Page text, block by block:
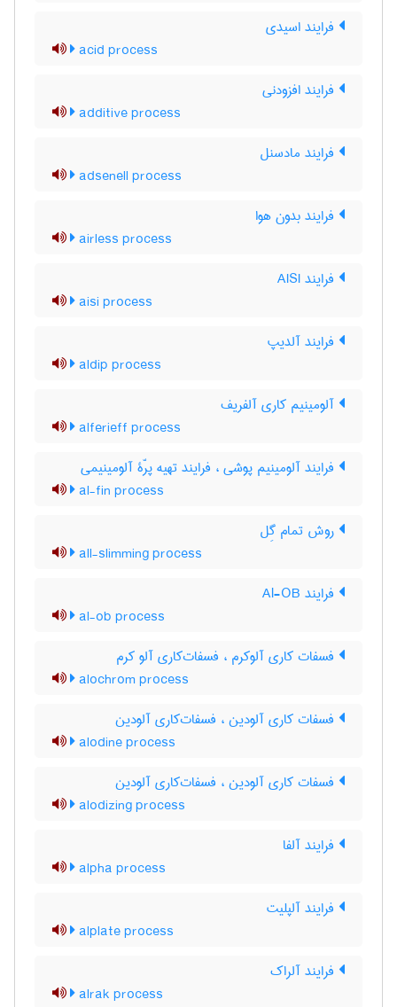
فرایند اسیدی
acid process
فرایند افزودنی
additive process
فرایند مادسنل
adsenell process
فرایند بدون هوا
airless process
فرایند AISI
aisi process
فرایند آلدیپ
aldip process
آلومینیم کاری آلفریف
alferieff process
فرایند آلومینیم پوشی ، فرایند تهیه پرّۀ آلومینیمی
al-fin process
روش تمام گِل
all-slimming process
فرایند Al-OB
al-ob process
فسفات کاری آلوکرم ، فسفات‌کاری آلو کرم
alochrom process
فسفات کاری آلودین ، فسفات‌کاری آلودین
alodine process
فسفات کاری آلودین ، فسفات‌کاری آلودین
alodizing process
فرایند آلفا
alpha process
فرایند آلپلیت
alplate process
فرایند آلراک
alrak process